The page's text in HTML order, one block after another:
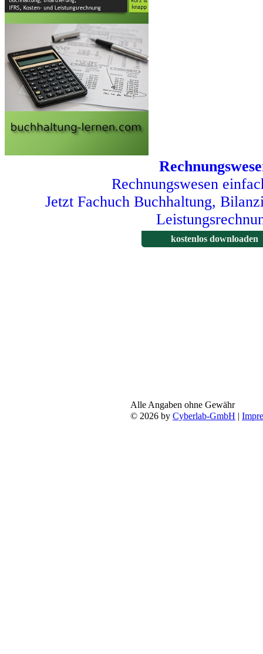
Rechnungswesen
Jetzt Fachuch Buchhaltung,
kostenlos downloaden
Alle Angaben ohne Gewähr
© 2026 by Cyberlab-GmbH |